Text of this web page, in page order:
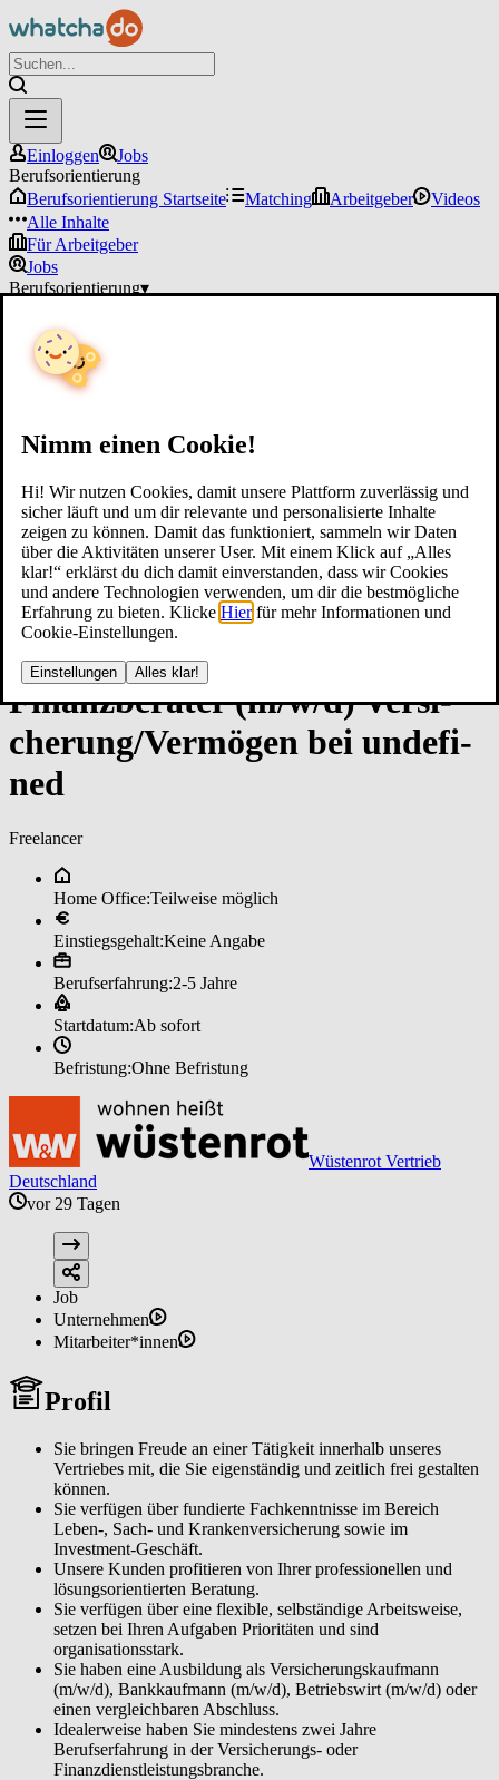
Nimm einen Cookie!
Hi! Wir nutzen Cookies, damit unsere Plattform zuverlässig und
sicher läuft und um dir relevante und personalisierte Inhalte
zeigen zu können. Damit das funktioniert, sammeln wir Daten
über die Aktivitäten unserer User. Mit einem Klick auf „Alles
klar!“ erklärst du dich damit einverstanden, dass wir Cookies
und andere Technologien verwenden, um dir die bestmögliche
Erfahrung zu bieten. Klicke Hier für mehr Informationen und
Cookie-Einstellungen.
Einstellungen Alles klar!
Einloggen
Jobs
Berufsorientierung
Berufsorientierung Startseite
Matching Arbeitgeber
Videos
Alle Inhalte
Für Arbeitgeber
Jobs
Berufsorientierung▾
Fi­nanz­be­ra­ter (m/w/d) Ver­si­
che­run­g/Ver­mö­gen bei un­de­fi­
ned
Freelancer
Home Office:Teilweise möglich
Einstiegsgehalt:Keine Angabe
Berufserfahrung:2-5 Jahre
Startdatum:Ab sofort
Befristung:Ohne Befristung
Wüstenrot Vertrieb
Deutschland
vor 29 Tagen
Job
Unternehmen
Mitarbeiter*innen
Profil
Sie bringen Freude an einer Tätigkeit innerhalb unseres
Vertriebes mit, die Sie eigenständig und zeitlich frei gestalten
können.
Sie verfügen über fundierte Fachkenntnisse im Bereich
Leben-, Sach- und Krankenversicherung sowie im
Investment-Geschäft.
Unsere Kunden profitieren von Ihrer professionellen und
lösungsorientierten Beratung.
Sie verfügen über eine flexible, selbständige Arbeitsweise,
setzen bei Ihren Aufgaben Prioritäten und sind
organisationsstark.
Sie haben eine Ausbildung als Versicherungskaufmann
(m/w/d), Bankkaufmann (m/w/d), Betriebswirt (m/w/d) oder
einen vergleichbaren Abschluss.
Idealerweise haben Sie mindestens zwei Jahre
Berufserfahrung in der Versicherungs- oder
Finanzdienstleistungsbranche.